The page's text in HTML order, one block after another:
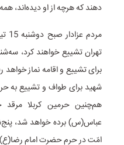
دهند که هرچه از او دیده‌اند،
شهید برای طواف و تشییع به
هم‌چنین حرمین کربلا
امّت در حرم حضرت امام